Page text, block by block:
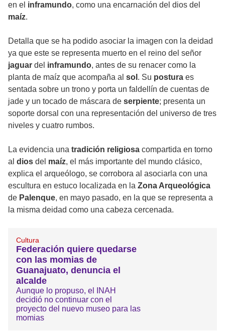
en el inframundo, como una encarnación del dios del
maíz.
Detalla que se ha podido asociar la imagen con la deidad
ya que este se representa muerto en el reino del señor
jaguar del inframundo, antes de su renacer como la
planta de maíz que acompaña al sol . Su postura es
sentada sobre un trono y porta un faldellín de cuentas de
jade y un tocado de máscara de serpiente; presenta un
soporte dorsal con una representación del universo de tres
niveles y cuatro rumbos.
La evidencia una tradición religiosa compartida en torno
al dios del maíz, el más importante del mundo clásico,
explica el arqueólogo, se corrobora al asociarla con una
escultura en estuco localizada en la Zona Arqueológica
de Palenque, en mayo pasado, en la que se representa a
la misma deidad como una cabeza cercenada.
Cultura
Federación quiere quedarse
con las momias de
Guanajuato, denuncia el
alcalde
Aunque lo propuso, el INAH
decidió no continuar con el
proyecto del nuevo museo para las
momias